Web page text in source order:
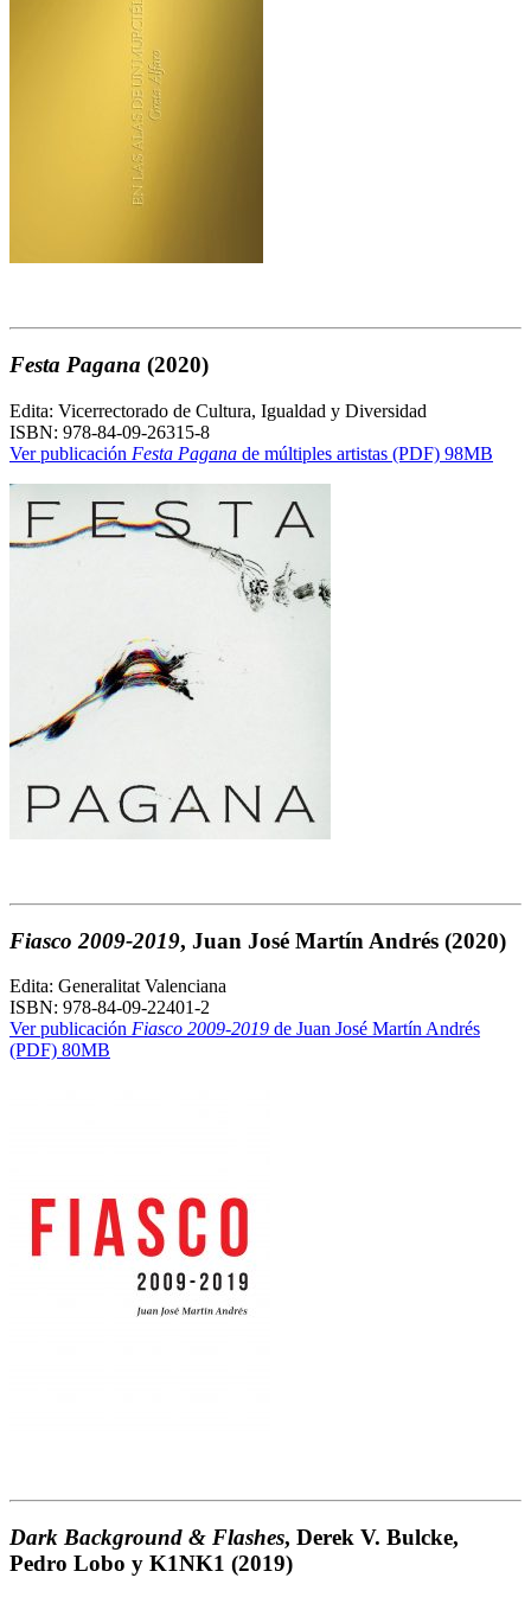
Festa Pagana (2020)
Edita: Vicerrectorado de Cultura, Igualdad y Diversidad
ISBN: 978-84-09-26315-8
Ver publicación Festa Pagana de múltiples artistas (PDF) 98MB
Fiasco 2009-2019, Juan José Martín Andrés (2020)
Edita: Generalitat Valenciana
ISBN: 978-84-09-22401-2
Ver publicación Fiasco 2009-2019 de Juan José Martín Andrés
(PDF) 80MB
Dark Background & Flashes, Derek V. Bulcke,
Pedro Lobo y K1NK1 (2019)